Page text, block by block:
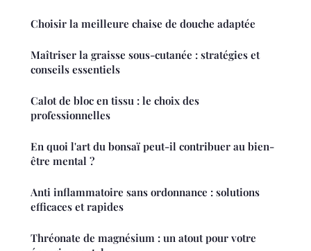
Choisir la meilleure chaise de douche adaptée
Maîtriser la graisse sous-cutanée : stratégies et
conseils essentiels
Calot de bloc en tissu : le choix des
professionnelles
En quoi l'art du bonsaï peut-il contribuer au bien-
être mental ?
Anti inflammatoire sans ordonnance : solutions
efficaces et rapides
Thréonate de magnésium : un atout pour votre